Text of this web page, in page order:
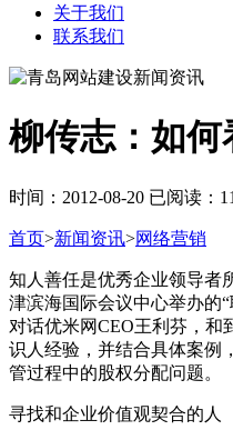
关于我们
联系我们
柳传志：如何
时间：2012-08-20 已阅读：
首页>新闻资讯>网络营销
知人善任是优秀企业领导者
津滨海国际会议中心举办的
对话优米网CEO王利芬，和
识人经验，并结合具体案例
管过程中的股权分配问题。
寻找和企业价值观契合的人